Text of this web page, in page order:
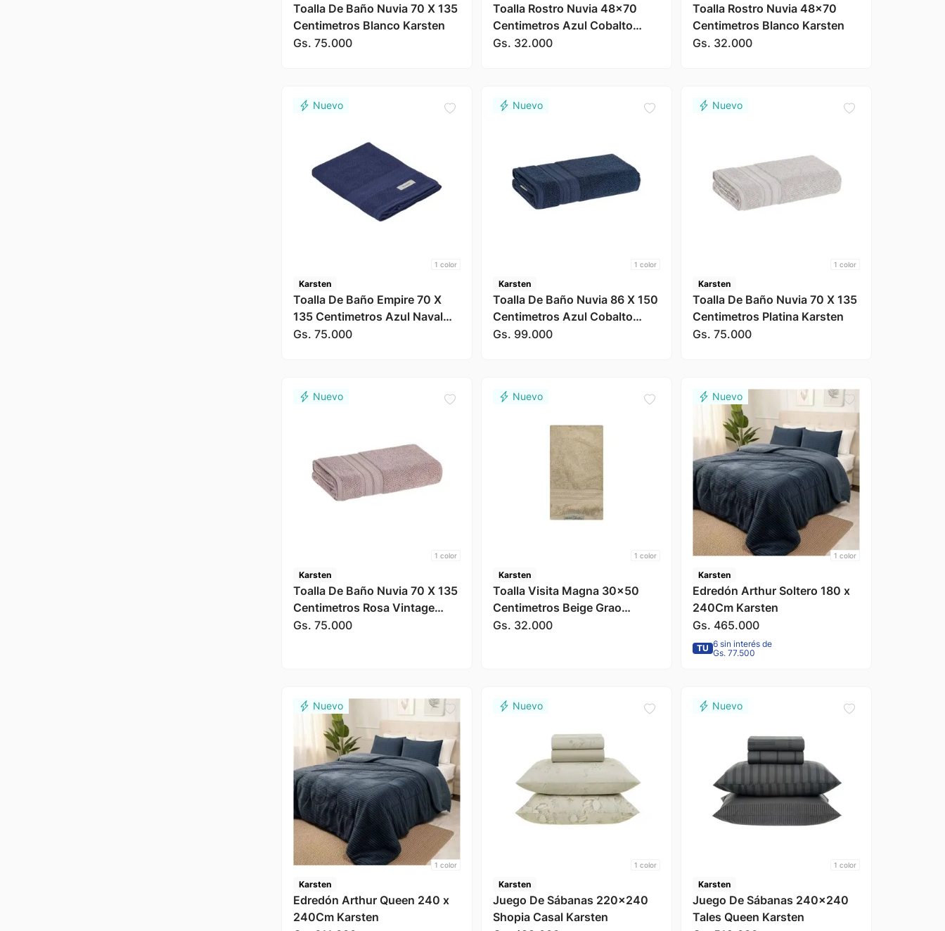
Toalla De Baño Nuvia 70 X 135
Centimetros Blanco Karsten
Gs. 75.000
Toalla Rostro Nuvia 48x70
Centimetros Azul Cobalto
Karsten
Gs. 32.000
Toalla Rostro Nuvia 48x70
Centimetros Blanco Karsten
Gs. 32.000
1 color
Karsten
Toalla De Baño Empire 70 X
135 Centimetros Azul Naval
Karsten
Gs. 75.000
1 color
Karsten
Toalla De Baño Nuvia 86 X 150
Centimetros Azul Cobalto
Karsten
Gs. 99.000
1 color
Karsten
Toalla De Baño Nuvia 70 X 135
Centimetros Platina Karsten
Gs. 75.000
1 color
Karsten
Toalla De Baño Nuvia 70 X 135
Centimetros Rosa Vintage
Karsten
Gs. 75.000
1 color
Karsten
Toalla Visita Magna 30x50
Centimetros Beige Grao
Karsten
Gs. 32.000
1 color
Karsten
Edredón Arthur Soltero 180 x
240Cm Karsten
Gs. 465.000
TU 6 sin interés de
Gs. 77.500
1 color
Karsten
Edredón Arthur Queen 240 x
240Cm Karsten
1 color
Karsten
Juego De Sábanas 220x240
Shopia Casal Karsten
1 color
Karsten
Juego De Sábanas 240x240
Tales Queen Karsten